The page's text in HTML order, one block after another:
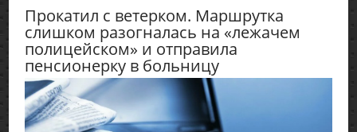
Прокатил с ветерком. Маршрутка
слишком разогналась на «лежачем
полицейском» и отправила
пенсионерку в больницу